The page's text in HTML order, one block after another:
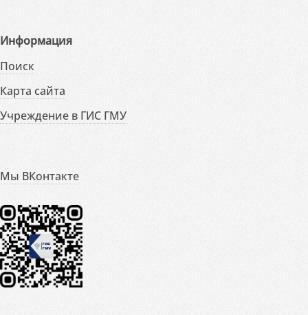
Информация
Поиск
Карта сайта
Учреждение в ГИС ГМУ
Мы ВКонтакте